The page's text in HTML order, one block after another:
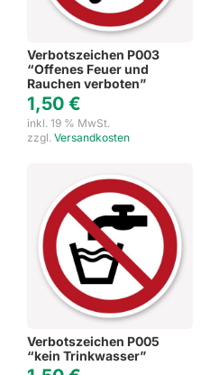
Verbotszeichen P003
“Offenes Feuer und
Rauchen verboten”
1,50 €
inkl. 19 % MwSt.
zzgl. Versandkosten
Verbotszeichen P005
“kein Trinkwasser”